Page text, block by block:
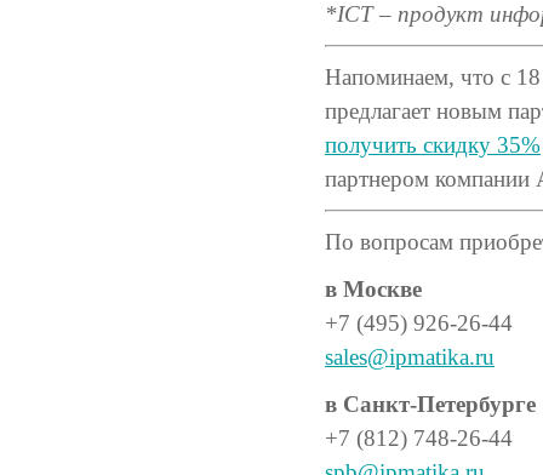
*ICT – продукт
Напоминаем, что с
предлагает новым
получить скидку 35%
партнером компании
По вопросам
в Москве
+7 (495) 926-26-44
sales@ipmatika.ru
в Санкт-Петербурге
+7 (812) 748-26-44